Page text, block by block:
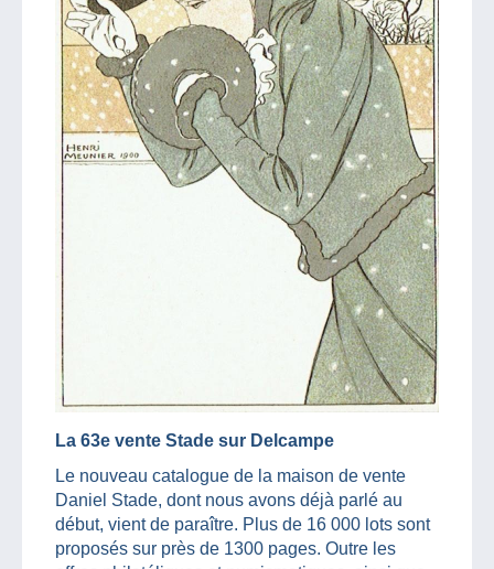
La 63e vente Stade sur Delcampe
Le nouveau catalogue de la maison de vente
Daniel Stade, dont nous avons déjà parlé au
début, vient de paraître. Plus de 16 000 lots sont
proposés sur près de 1300 pages. Outre les